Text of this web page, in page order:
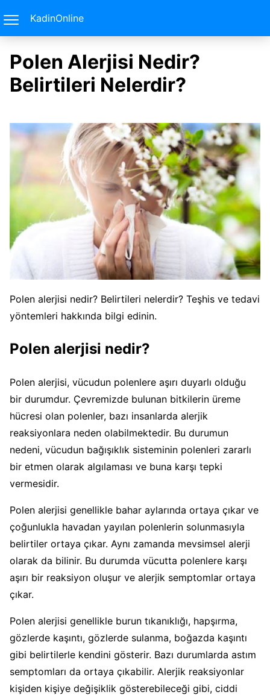
KadinOnline
Polen Alerjisi Nedir?
Belirtileri Nelerdir?
Polen alerjisi nedir? Belirtileri nelerdir? Teşhis ve tedavi
yöntemleri hakkında bilgi edinin.
Polen alerjisi nedir?
Polen alerjisi, vücudun polenlere aşırı duyarlı olduğu
bir durumdur. Çevremizde bulunan bitkilerin üreme
hücresi olan polenler, bazı insanlarda alerjik
reaksiyonlara neden olabilmektedir. Bu durumun
nedeni, vücudun bağışıklık sisteminin polenleri zararlı
bir etmen olarak algılaması ve buna karşı tepki
vermesidir.
Polen alerjisi genellikle bahar aylarında ortaya çıkar ve
çoğunlukla havadan yayılan polenlerin solunmasıyla
belirtiler ortaya çıkar. Aynı zamanda mevsimsel alerji
olarak da bilinir. Bu durumda vücutta polenlere karşı
aşırı bir reaksiyon oluşur ve alerjik semptomlar ortaya
çıkar.
Polen alerjisi genellikle burun tıkanıklığı, hapşırma,
gözlerde kaşıntı, gözlerde sulanma, boğazda kaşıntı
gibi belirtilerle kendini gösterir. Bazı durumlarda astım
semptomları da ortaya çıkabilir. Alerjik reaksiyonlar
kişiden kişiye değişiklik gösterebileceği gibi, ciddi